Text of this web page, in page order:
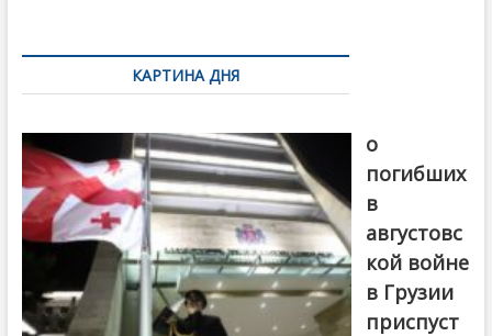
по
записямКАРТИНА ДНЯ
о
погибших
в
августовс
кой войне
в Грузии
приспуст